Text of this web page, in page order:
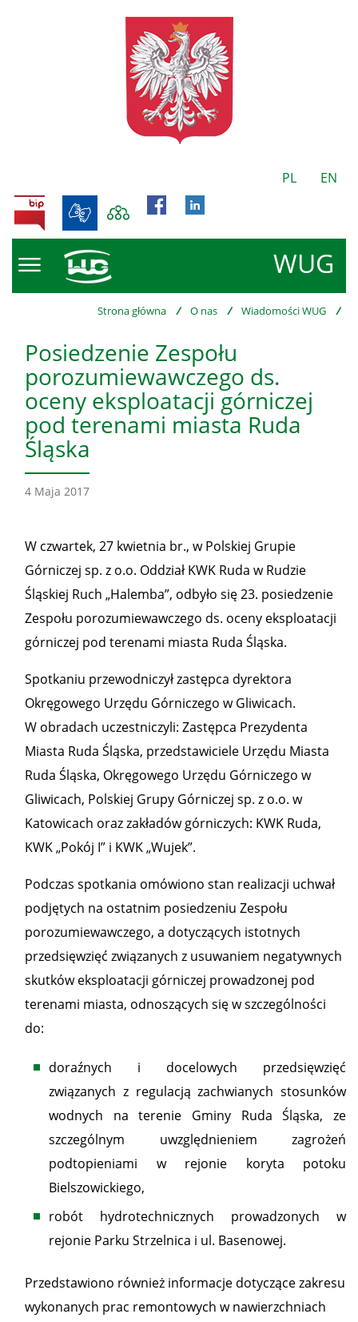
PL EN
WUG
BIP
Strona główna / O nas / Wiadomości WUG /
Posiedzenie Zespołu
porozumiewawczego ds.
oceny eksploatacji górniczej
pod terenami miasta Ruda
Śląska
4 Maja 2017
W czwartek, 27 kwietnia br., w Polskiej Grupie
Górniczej sp. z o.o. Oddział KWK Ruda w Rudzie
Śląskiej Ruch „Halemba”, odbyło się 23. posiedzenie
Zespołu porozumiewawczego ds. oceny eksploatacji
górniczej pod terenami miasta Ruda Śląska.
Spotkaniu przewodniczył zastępca dyrektora
Okręgowego Urzędu Górniczego w Gliwicach.
W obradach uczestniczyli: Zastępca Prezydenta
Miasta Ruda Śląska, przedstawiciele Urzędu Miasta
Ruda Śląska, Okręgowego Urzędu Górniczego w
Gliwicach, Polskiej Grupy Górniczej sp. z o.o. w
Katowicach oraz zakładów górniczych: KWK Ruda,
KWK „Pokój I” i KWK „Wujek”.
Podczas spotkania omówiono stan realizacji uchwał
podjętych na ostatnim posiedzeniu Zespołu
porozumiewawczego, a dotyczących istotnych
przedsięwzięć związanych z usuwaniem negatywnych
skutków eksploatacji górniczej prowadzonej pod
terenami miasta, odnoszących się w szczególności
do:
doraźnych i docelowych przedsięwzięć
związanych z regulacją zachwianych stosunków
wodnych na terenie Gminy Ruda Śląska, ze
szczególnym uwzględnieniem zagrożeń
podtopieniami w rejonie koryta potoku
Bielszowickiego,
robót hydrotechnicznych prowadzonych w
rejonie Parku Strzelnica i ul. Basenowej.
Przedstawiono również informacje dotyczące zakresu
wykonanych prac remontowych w nawierzchniach